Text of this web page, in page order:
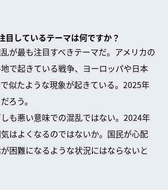
目しているテーマは何ですか？
が最も注目すべきテーマだ。アメリカの
で起きている戦争、ヨーロッパや日本
似たような現象が起きている。2025年
ろう。
も悪い意味での混乱ではない。2024年
はよくなるのではないか。国民が心配
困難になるような状況にはならないと